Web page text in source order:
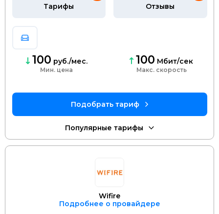
Тарифы Отзывы
100 руб./мес.
Мин. цена
100 Мбит/сек
скорость
Wifire
Подробнее о провайдере